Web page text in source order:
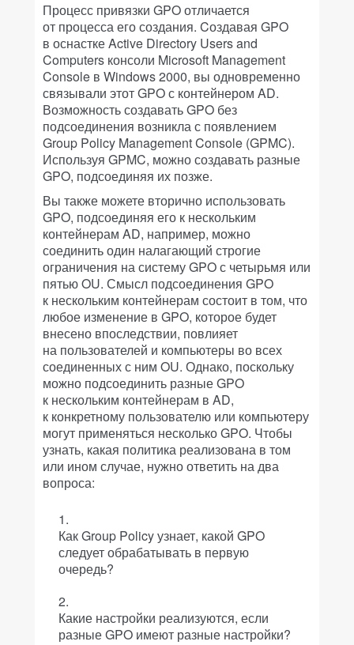
Процесс привязки GPO отличается
от процесса его создания. Cоздавая GPO
в оснастке Active Directory Users and
Computers консоли Microsoft Management
Console в Windows 2000, вы одновременно
связывали этот GPO с контейнером AD.
Возможность создавать GPO без
подсоединения возникла с появлением
Group Policy Management Console (GPMC).
Используя GPMC, можно создавать разные
GPO, подсоединяя их позже.
Вы также можете вторично использовать
GPO, подсоединяя его к нескольким
контейнерам AD, например, можно
соединить один налагающий строгие
ограничения на систему GPO с четырьмя или
пятью OU. Смысл подсоединения GPO
к нескольким контейнерам состоит в том, что
любое изменение в GPO, которое будет
внесено впоследствии, повлияет
на пользователей и компьютеры во всех
соединенных с ним OU. Однако, поскольку
можно подсоединить разные GPO
к нескольким контейнерам в AD,
к конкретному пользователю или компьютеру
могут применяться несколько GPO. Чтобы
узнать, какая политика реализована в том
или ином случае, нужно ответить на два
вопроса:
Как Group Policy узнает, какой GPO
следует обрабатывать в первую
очередь?
Какие настройки реализуются, если
разные GPO имеют разные настройки?